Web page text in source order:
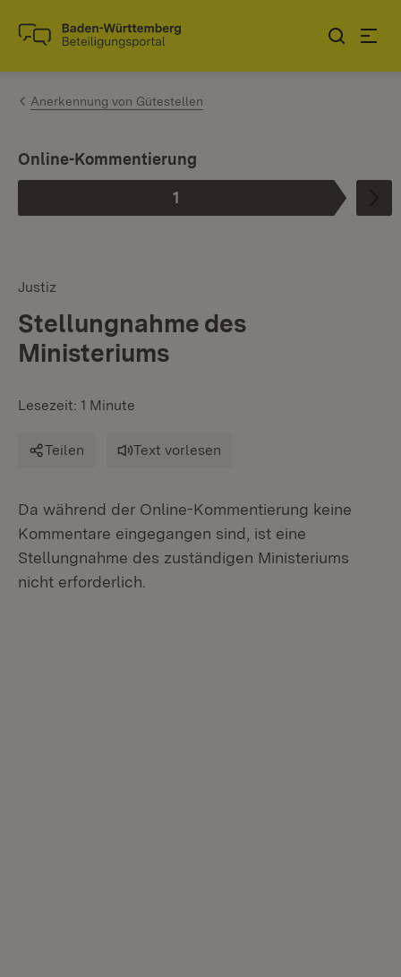
Zum Inhalt springen
Link zur Startseite
Anerkennung von Gütestellen
Phase
1
:
Online-Kommentierung
Justiz
Stellungnahme des
Ministeriums
Lesezeit: 1 Minute
Teilen Text vorlesen
Da während der Online-Kommentierung keine
Kommentare eingegangen sind, ist eine
Stellungnahme des zuständigen Ministeriums
nicht erforderlich.